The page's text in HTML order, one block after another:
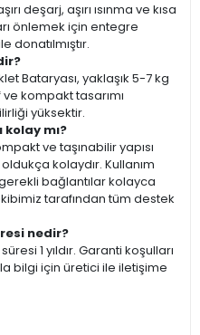
deşarj, aşırı ısınma ve kısa
önlemek için entegre
donatılmıştır.
Bataryası, yaklaşık 5-7 kg
ve kompakt tasarımı
yüksektir.
mı?
ve taşınabilir yapısı
kolaydır. Kullanım
bağlantılar kolayca
tarafından tüm destek
nedir?
1 yıldır. Garanti koşulları
bilgi için üretici ile iletişime